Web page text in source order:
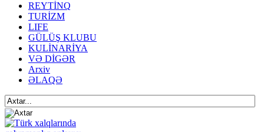
REYTİNQ
TURİZM
LIFE
GÜLÜŞ KLUBU
KULİNARİYA
VƏ DİGƏR
Arxiv
ƏLAQƏ